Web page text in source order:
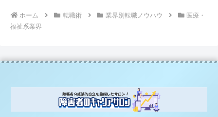
ホーム 転職術 業界別転職ノウハウ
医療・
福祉系業界